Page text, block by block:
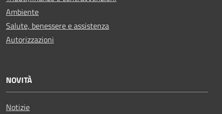
Ambiente
Salute, benessere e assistenza
Autorizzazioni
NOVITÀ
Notizie